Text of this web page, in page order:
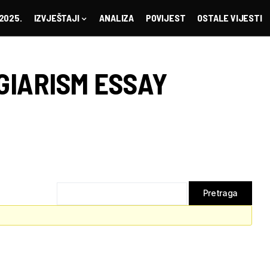
IZVJEŠTAJI ANALIZA POVIJEST OSTALE VIJESTI
ESSAY